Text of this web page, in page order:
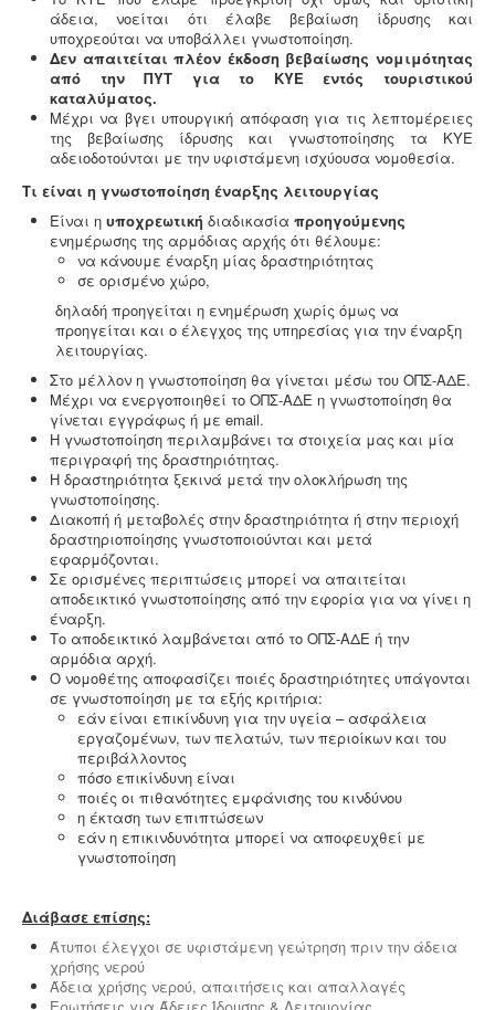
άδεια, νοείται ότι έλαβε βεβαίωση ίδρυσης και
υποχρεούται να υποβάλλει γνωστοποίηση.
Δεν απαιτείται πλέον έκδοση βεβαίωσης νομιμότητας
από την ΠΥΤ για το ΚΥΕ εντός τουριστικού
καταλύματος.
Μέχρι να βγει υπουργική απόφαση για τις λεπτομέρειες
της βεβαίωσης ίδρυσης και γνωστοποίησης τα ΚΥΕ
αδειοδοτούνται με την υφιστάμενη ισχύουσα νομοθεσία.
Τι είναι η γνωστοποίηση έναρξης λειτουργίας
Είναι η υποχρεωτική διαδικασία προηγούμενης
ενημέρωσης της αρμόδιας αρχής ότι θέλουμε:
να κάνουμε έναρξη μίας δραστηριότητας
σε ορισμένο χώρο,
δηλαδή προηγείται η ενημέρωση χωρίς όμως να
προηγείται και ο έλεγχος της υπηρεσίας για την έναρξη
λειτουργίας.
Στο μέλλον η γνωστοποίηση θα γίνεται μέσω του ΟΠΣ-ΑΔΕ.
Μέχρι να ενεργοποιηθεί το ΟΠΣ-ΑΔΕ η γνωστοποίηση θα
γίνεται εγγράφως ή με email.
Η γνωστοποίηση περιλαμβάνει τα στοιχεία μας και μία
περιγραφή της δραστηριότητας.
Η δραστηριότητα ξεκινά μετά την ολοκλήρωση της
γνωστοποίησης.
Διακοπή ή μεταβολές στην δραστηριότητα ή στην περιοχή
δραστηριοποίησης γνωστοποιούνται και μετά
εφαρμόζονται.
Σε ορισμένες περιπτώσεις μπορεί να απαιτείται
αποδεικτικό γνωστοποίησης από την εφορία για να γίνει η
έναρξη.
Το αποδεικτικό λαμβάνεται από το ΟΠΣ-ΑΔΕ ή την
αρμόδια αρχή.
Ο νομοθέτης αποφασίζει ποιές δραστηριότητες υπάγονται
σε γνωστοποίηση με τα εξής κριτήρια:
εάν είναι επικίνδυνη για την υγεία – ασφάλεια
εργαζομένων, των πελατών, των περιοίκων και του
περιβάλλοντος
πόσο επικίνδυνη είναι
ποιές οι πιθανότητες εμφάνισης του κινδύνου
η έκταση των επιπτώσεων
εάν η επικινδυνότητα μπορεί να αποφευχθεί με
γνωστοποίηση
Διάβασε επίσης:
Άτυποι έλεγχοι σε υφιστάμενη γεώτρηση πριν την άδεια
χρήσης νερού
Άδεια χρήσης νερού, απαιτήσεις και απαλλαγές